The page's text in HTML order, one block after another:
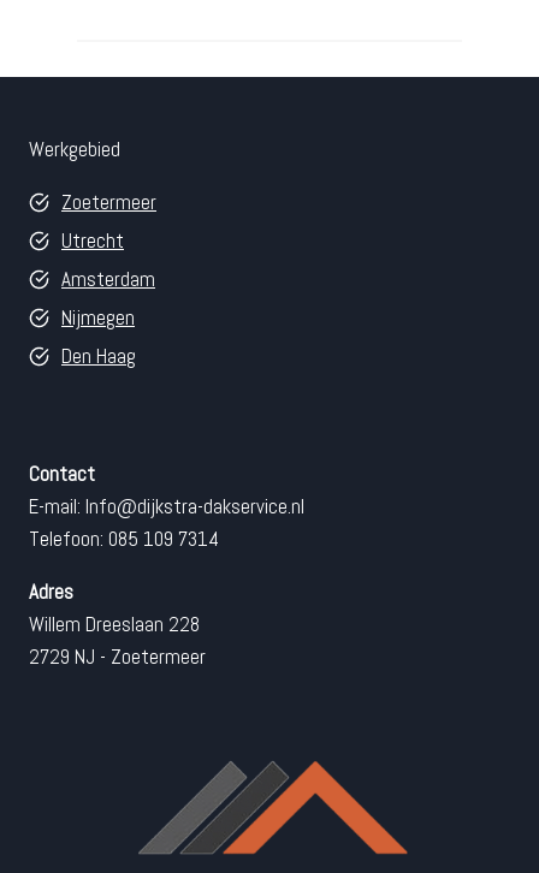
Werkgebied
Zoetermeer
Utrecht
Amsterdam
Nijmegen
Den Haag
Contact
E-mail: Info@dijkstra-dakservice.nl
Telefoon: 085 109 7314
Adres
Willem Dreeslaan 228
2729 NJ - Zoetermeer